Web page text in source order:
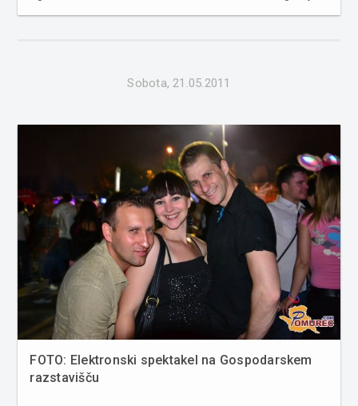
Sobota, 21.05.2011
FOTO: Elektronski spektakel na Gospodarskem
razstavišču